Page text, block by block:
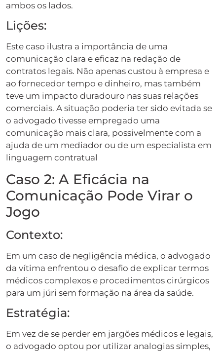
ambos os lados.
Lições:
Este caso ilustra a importância de uma
comunicação clara e eficaz na redação de
contratos legais. Não apenas custou à empresa e
ao fornecedor tempo e dinheiro, mas também
teve um impacto duradouro nas suas relações
comerciais. A situação poderia ter sido evitada se
o advogado tivesse empregado uma
comunicação mais clara, possivelmente com a
ajuda de um mediador ou de um especialista em
linguagem contratual
Caso 2: A Eficácia na
Comunicação Pode Virar o
Jogo
Contexto:
Em um caso de negligência médica, o advogado
da vítima enfrentou o desafio de explicar termos
médicos complexos e procedimentos cirúrgicos
para um júri sem formação na área da saúde.
Estratégia:
Em vez de se perder em jargões médicos e legais,
o advogado optou por utilizar analogias simples,